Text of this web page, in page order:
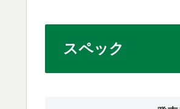
スペック